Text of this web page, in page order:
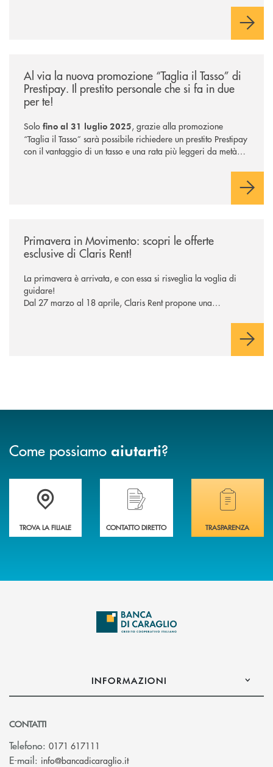
Al via la nuova promozione “Taglia il Tasso” di
Prestipay. Il prestito personale che si fa in due
per te!
Solo fino al 31 luglio 2025, grazie alla promozione
“Taglia il Tasso” sarà possibile richiedere un prestito Prestipay
con il vantaggio di un tasso e una rata più leggeri da metà
Primavera in Movimento: scopri le offerte
esclusive di Claris Rent!
La primavera è arrivata, e con essa si risveglia la voglia di
guidare!
Dal 27 marzo al 18 aprile, Claris Rent propone una
Come possiamo aiutarti?
Accedi all' elenco completo delle filiali di Banca di Caraglio.
TROVA LA FILIALE
Hai bisogno di assistenza immediata?
CONTATTO DIRETTO
Hai bisogno di
TRASPARENZA
INFORMAZIONI
CONTATTI
Telefono: 0171 617111
E-mail: info@bancadicaraglio.it(si apre l’app di posta elettronica)